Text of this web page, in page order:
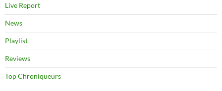
Live Report
News
Playlist
Reviews
Top Chroniqueurs